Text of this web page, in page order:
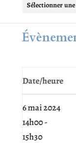
Sélectionner une
Date/heure
6 mai 2024
14h00 -
15h30